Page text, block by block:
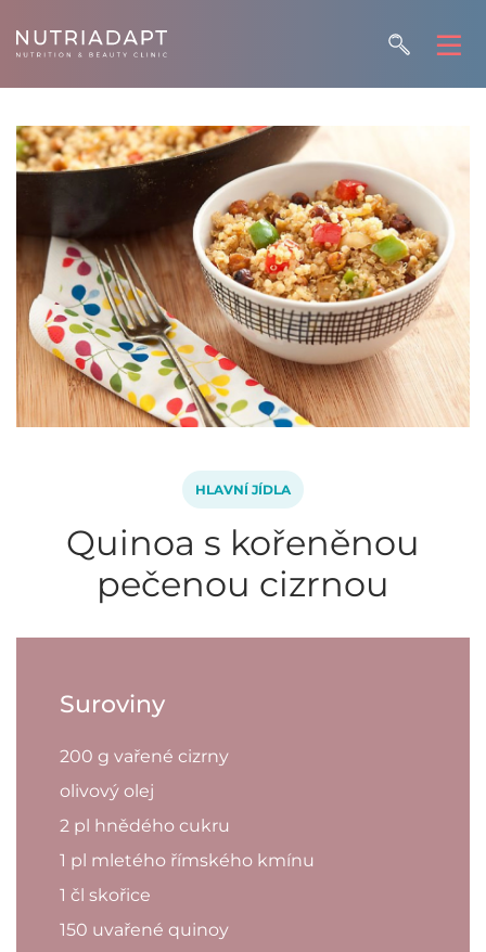
HLAVNÍ JÍDLA
Quinoa s kořeněnou
pečenou cizrnou
Suroviny
200 g vařené cizrny
olivový olej
2 pl hnědého cukru
1 pl mletého římského kmínu
1 čl skořice
150 uvařené quinoy